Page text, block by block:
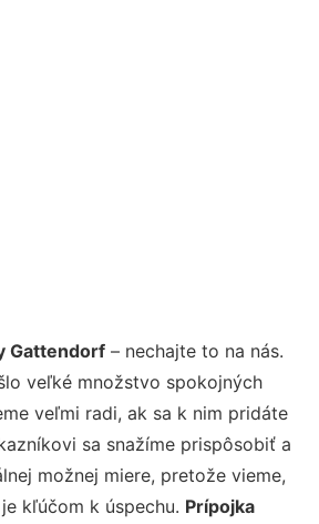
Gattendorf – nechajte to na nás.
veľké množstvo spokojných
veľmi radi, ak sa k nim pridáte
sa snažíme prispôsobiť a
možnej miere, pretože vieme,
kľúčom k úspechu. Prípojka